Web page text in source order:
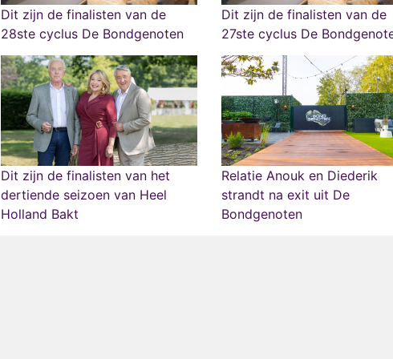
Dit zijn de finalisten van de
28ste cyclus De Bondgenoten
Dit zijn de finalisten van de
27ste cyclus De
Dit zijn de finalisten van het
dertiende seizoen van Heel
Holland Bakt
Relatie Anouk en Diederik
strandt na exit uit De
Bondgenoten